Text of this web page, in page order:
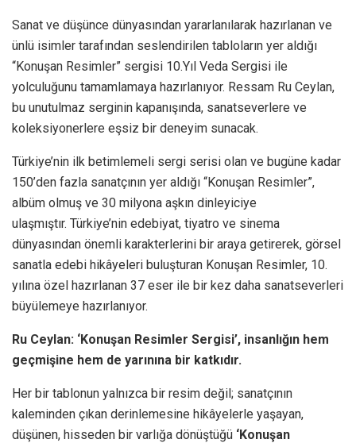
Sanat ve düşünce dünyasından yararlanılarak hazırlanan ve
ünlü isimler tarafından seslendirilen tabloların yer aldığı
“Konuşan Resimler” sergisi 10.Yıl Veda Sergisi ile
yolculuğunu tamamlamaya hazırlanıyor. Ressam Ru Ceylan,
bu unutulmaz serginin kapanışında, sanatseverlere ve
koleksiyonerlere eşsiz bir deneyim sunacak.
Türkiye’nin ilk betimlemeli sergi serisi olan ve bugüne kadar
150’den fazla sanatçının yer aldığı “Konuşan Resimler”,
albüm olmuş ve 30 milyona aşkın dinleyiciye
ulaşmıştır. Türkiye’nin edebiyat, tiyatro ve sinema
dünyasından önemli karakterlerini bir araya getirerek, görsel
sanatla edebi hikâyeleri buluşturan Konuşan Resimler, 10.
yılına özel hazırlanan 37 eser ile bir kez daha sanatseverleri
büyülemeye hazırlanıyor.
Ru Ceylan: ‘Konuşan Resimler Sergisi’, insanlığın hem
geçmişine hem de yarınına bir katkıdır.
Her bir tablonun yalnızca bir resim değil; sanatçının
kaleminden çıkan derinlemesine hikâyelerle yaşayan,
düşünen, hisseden bir varlığa dönüştüğü ‘Konuşan